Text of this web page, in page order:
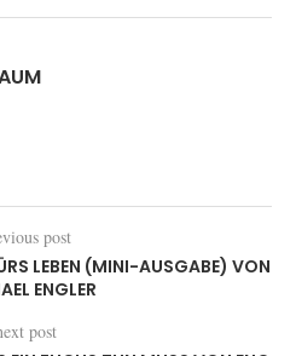
post
LEBEN (MINI-AUSGABE) VON
ENGLER
post